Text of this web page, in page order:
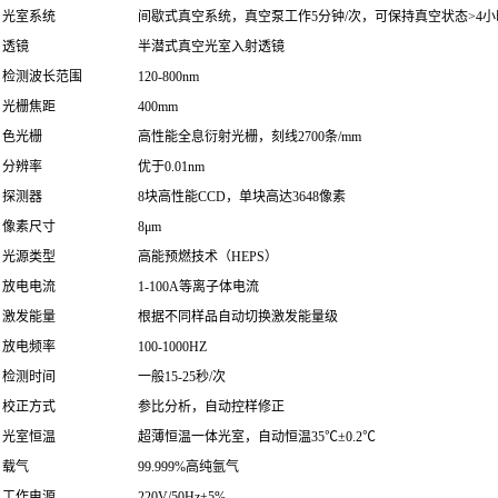
光室系统
间歇式真空系统，真空泵工作5分钟/次，可保持真空状态>4
透镜
半潜式真空光室入射透镜
检测波长范围
120-800nm
光栅焦距
400mm
色光栅
高性能全息衍射光栅，刻线2700条/mm
分辨率
优于0.01nm
探测器
8块高性能CCD，单块高达3648像素
像素尺寸
8μm
光源类型
高能预燃技术（HEPS）
放电电流
1-100A等离子体电流
激发能量
根据不同样品自动切换激发能量级
放电频率
100-1000HZ
检测时间
一般15-25秒/次
校正方式
参比分析，自动控样修正
光室恒温
超薄恒温一体光室，自动恒温35℃±0.2℃
载气
99.999%高纯氩气